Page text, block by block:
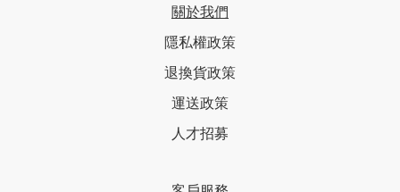
關於我們
隱私權政策
退換貨政策
運送政策
人才招募